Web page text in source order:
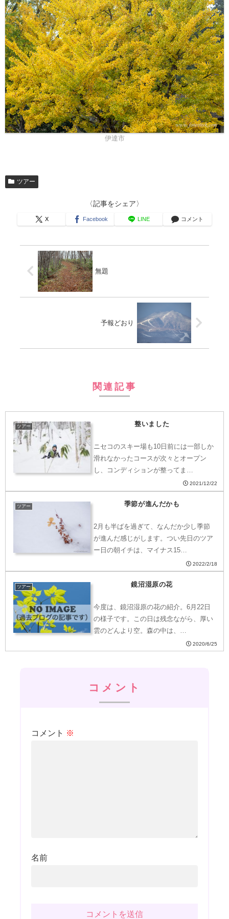
伊達市
ツアー
〈記事をシェア〉
X Facebook LINE コメント
無題
予報どおり
関連記事
ツアー 整いました
ニセコのスキー場も10日前には一部しか
滑れなかったコースが次々とオープン
し、コンディションが整ってま…
2021/12/22
ツアー 季節が進んだかも
2月も半ばを過ぎて、なんだか少し季節
が進んだ感じがします。つい先日のツア
ー日の朝イチは、マイナス15…
2022/2/18
ツアー 鏡沼湿原の花
今度は、鏡沼湿原の花の紹介。6月22日
の様子です。この日は残念ながら、厚い
雲のどんより空。森の中は、…
2020/6/25
コメント
コメント ※
名前